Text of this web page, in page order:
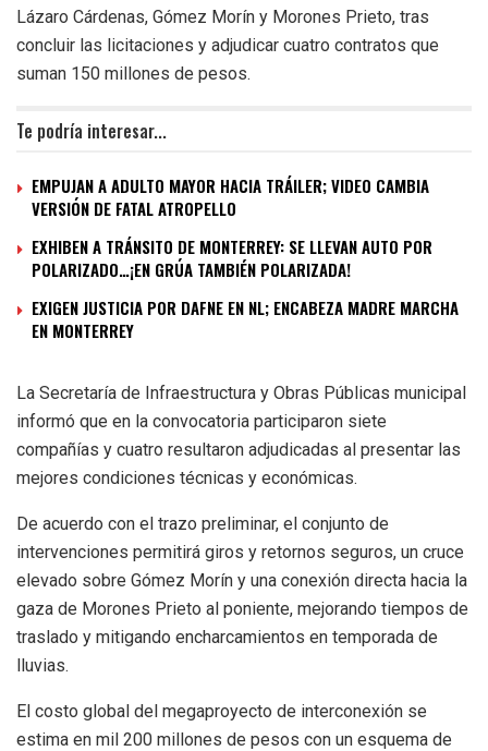
Lázaro Cárdenas, Gómez Morín y Morones Prieto, tras
concluir las licitaciones y adjudicar cuatro contratos que
suman 150 millones de pesos.
Te podría interesar...
EMPUJAN A ADULTO MAYOR HACIA TRÁILER; VIDEO CAMBIA
VERSIÓN DE FATAL ATROPELLO
EXHIBEN A TRÁNSITO DE MONTERREY: SE LLEVAN AUTO POR
POLARIZADO…¡EN GRÚA TAMBIÉN POLARIZADA!
EXIGEN JUSTICIA POR DAFNE EN NL; ENCABEZA MADRE MARCHA
EN MONTERREY
La Secretaría de Infraestructura y Obras Públicas municipal
informó que en la convocatoria participaron siete
compañías y cuatro resultaron adjudicadas al presentar las
mejores condiciones técnicas y económicas.
De acuerdo con el trazo preliminar, el conjunto de
intervenciones permitirá giros y retornos seguros, un cruce
elevado sobre Gómez Morín y una conexión directa hacia la
gaza de Morones Prieto al poniente, mejorando tiempos de
traslado y mitigando encharcamientos en temporada de
lluvias.
El costo global del megaproyecto de interconexión se
estima en mil 200 millones de pesos con un esquema de